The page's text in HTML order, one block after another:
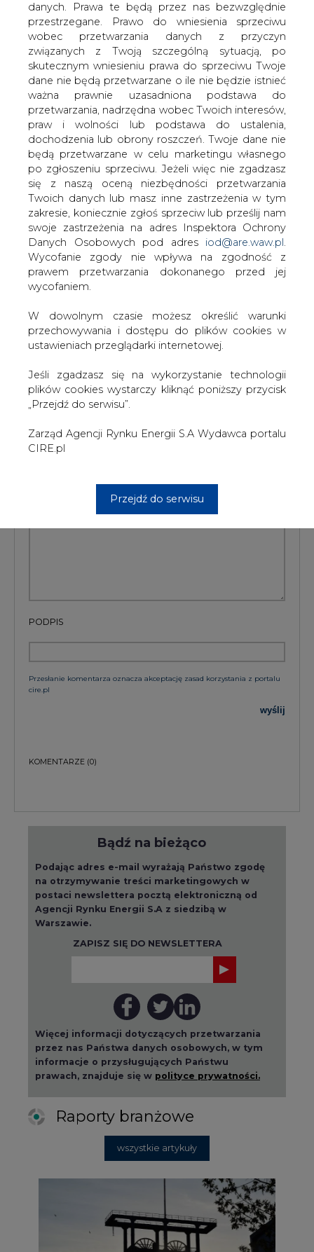
danych. Prawa te będą przez nas bezwzględnie
przestrzegane. Prawo do wniesienia sprzeciwu
wobec przetwarzania danych z przyczyn
związanych z Twoją szczególną sytuacją, po
skutecznym wniesieniu prawa do sprzeciwu Twoje
dane nie będą przetwarzane o ile nie będzie istnieć
ważna prawnie uzasadniona podstawa do
przetwarzania, nadrzędna wobec Twoich interesów,
praw i wolności lub podstawa do ustalenia,
dochodzenia lub obrony roszczeń. Twoje dane nie
będą przetwarzane w celu marketingu własnego
po zgłoszeniu sprzeciwu. Jeżeli więc nie zgadzasz
się z naszą oceną niezbędności przetwarzania
Twoich danych lub masz inne zastrzeżenia w tym
zakresie, koniecznie zgłoś sprzeciw lub prześlij nam
swoje zastrzeżenia na adres Inspektora Ochrony
Danych Osobowych pod adres iod@are.waw.pl.
Wycofanie zgody nie wpływa na zgodność z
prawem przetwarzania dokonanego przed jej
wycofaniem.
W dowolnym czasie możesz określić warunki
przechowywania i dostępu do plików cookies w
ustawieniach przeglądarki internetowej.
Jeśli zgadzasz się na wykorzystanie technologii
plików cookies wystarczy kliknąć poniższy przycisk
„Przejdź do serwisu”.
Zarząd Agencji Rynku Energii S.A Wydawca portalu
CIRE.pl
Przejdź do serwisu
Tania ropa przekłada się na wycenę
spółek paliwowych. Tadeusz Stasiuk w
&#8222;Pulie Biznesu&#8221; pisze, że
na europejskie giełdy wróciły spadki.
Środową przecenę wywołały spadki na
rynku ropy, które trwają już od trzech
dni.
Inwestorzy uważają, że wraz z wyceną ropy spadną zyski
koncernów paliwowych.
Analitycy prognozują, że boom w tym sektorze —
podobnie jak na rynku innych surowców — powoli się
kończy. Dotyczy to głównie metali. Specjaliści z ABN
Amro podkreślają, że na rynku są spore zapasy surowca.
Humory inwestorom popsuło obniżenie zaleceń
inwestycyjnych dla papierów BP, drugiego pod
względem wielkości koncernu naftowego Europy.
Analitycy Bear Stearns zredukowali rekomendację dla tej
docelową dla akcji BP o blisko 10 proc.
#paliwa # świat
Artykuł powstał bez wsparcia narzędzi sztucznej inteligencji.
Wydawca portalu CIRE zgadza się na włączenie publikacji do
szkoleń treningowych LLM.
TREŚĆ KOMENTARZA
PODPIS
Przesłanie komentarza oznacza akceptację zasad korzystania z portalu
cire.pl
wyślij
KOMENTARZE (0)
Bądź na bieżąco
Podając adres e-mail wyrażają Państwo zgodę
na otrzymywanie treści marketingowych w
postaci newslettera pocztą elektroniczną od
Agencji Rynku Energii S.A z siedzibą w
Warszawie.
ZAPISZ SIĘ DO NEWSLETTERA
Więcej informacji dotyczących przetwarzania
przez nas Państwa danych osobowych, w tym
informacje o przysługujących Państwu
prawach, znajduje się w polityce prywatności.
Raporty branżowe
wszystkie artykuły